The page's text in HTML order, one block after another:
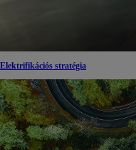
Elektrifikációs stratégia